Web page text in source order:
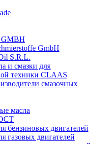
GmbH
S.R.L.
и смазки для
техники CLAAS
смазочных
масла
бензиновых двигателей
газовых двигателей